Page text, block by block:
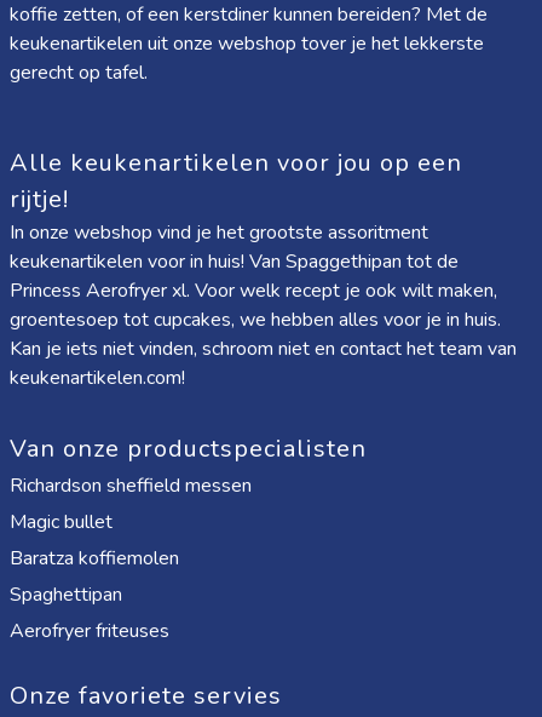
koffie zetten, of een kerstdiner kunnen bereiden? Met de
keukenartikelen uit onze webshop tover je het lekkerste
gerecht op tafel.
Alle keukenartikelen voor jou op een
rijtje!
In onze webshop vind je het grootste assoritment
keukenartikelen voor in huis! Van Spaggethipan tot de
Princess Aerofryer xl. Voor welk recept je ook wilt maken,
groentesoep tot cupcakes, we hebben alles voor je in huis.
Kan je iets niet vinden, schroom niet en contact het team van
keukenartikelen.com!
Van onze productspecialisten
Richardson sheffield messen
Magic bullet
Baratza koffiemolen
Spaghettipan
Aerofryer friteuses
Onze favoriete servies